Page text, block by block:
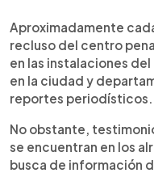
► Escuchar
Aproximadamente
recluso del centro
en las instalaciones
en la ciudad y
reportes periodísticos.
No obstante,
se encuentran en los
busca de información